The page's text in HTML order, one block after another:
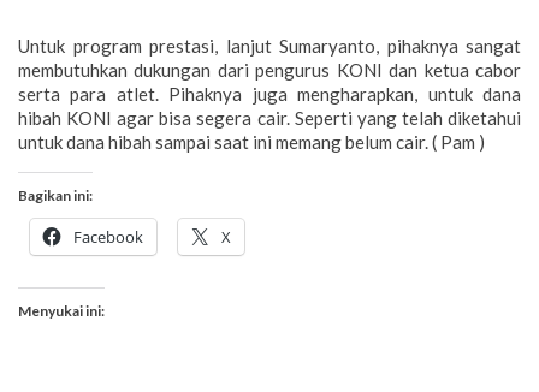
Untuk program prestasi, lanjut Sumaryanto, pihaknya sangat
membutuhkan dukungan dari pengurus KONI dan ketua cabor
serta para atlet. Pihaknya juga mengharapkan, untuk dana
hibah KONI agar bisa segera cair. Seperti yang telah diketahui
untuk dana hibah sampai saat ini memang belum cair. ( Pam )
Bagikan ini:
Facebook X
Menyukai ini: